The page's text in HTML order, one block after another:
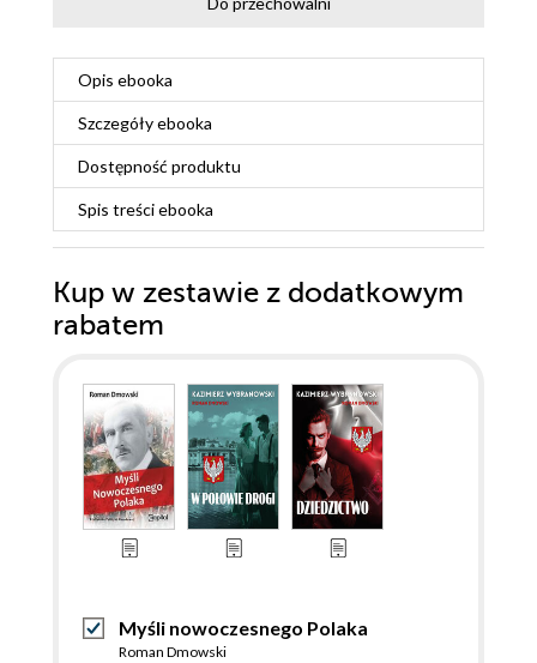
Opis ebooka
Szczegółyebooka
Dostępność produktu
Spis treściebooka
Kup w zestawie z dodatkowym
rabatem
Myśli nowoczesnego Polaka
Roman Dmowski